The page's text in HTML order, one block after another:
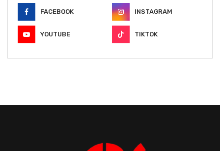
FACEBOOK INSTAGRAM
YOUTUBE TIKTOK